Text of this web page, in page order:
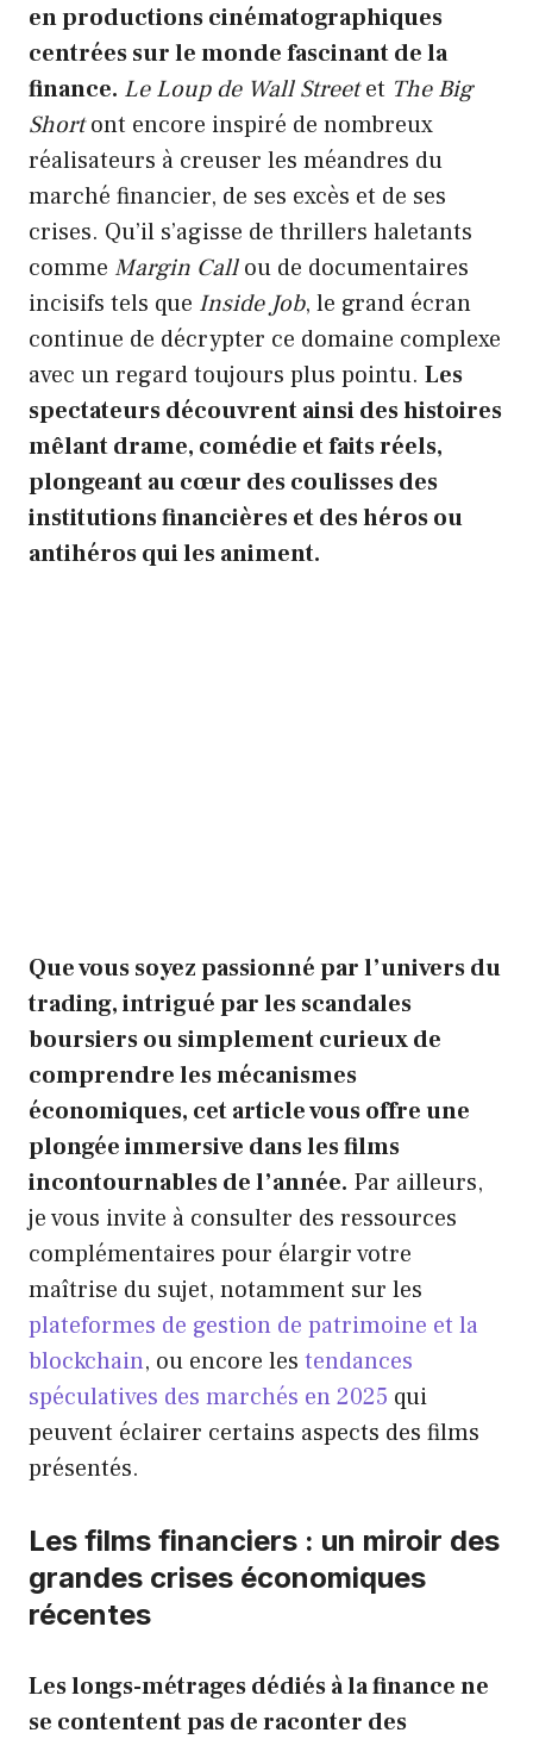
en productions cinématographiques
centrées sur le monde fascinant de la
finance. Le Loup de Wall Streetet The Big
Shortont encore inspiré de nombreux
réalisateurs à creuser les méandres du
marché financier, de ses excès et de ses
crises. Qu’il s’agisse de thrillers haletants
comme Margin Callou de documentaires
incisifs tels que Inside Job, le grand écran
continue de décrypter ce domaine complexe
avec un regard toujours plus pointu. Les
spectateurs découvrent ainsi des histoires
mêlant drame, comédie et faits réels,
plongeant au cœur des coulisses des
institutions financières et des héros ou
antihéros qui les animent.
Que vous soyez passionné par l’univers du
trading, intrigué par les scandales
boursiers ou simplement curieux de
comprendre les mécanismes
économiques, cet article vous offre une
plongée immersive dans les films
incontournables de l’année. Par ailleurs,
je vous invite à consulter des ressources
complémentaires pour élargir votre
maîtrise du sujet, notamment sur les
plateformes de gestion de patrimoine et la
blockchain, ou encore les tendances
spéculatives des marchés en 2025 qui
peuvent éclairer certains aspects des films
présentés.
Les films financiers : un miroir des
grandes crises économiques
récentes
Les longs-métrages dédiés à la finance ne
se contentent pas de raconter des